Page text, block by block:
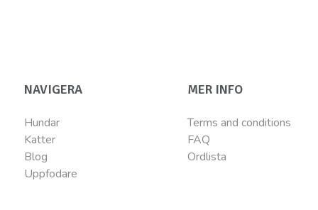
NAVIGERA
Hundar
Katter
Blog
Uppfodare
MER INFO
Terms and conditions
FAQ
Ordlista